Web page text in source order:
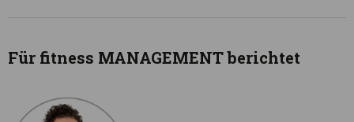
Für fitness MANAGEMENT berichtet